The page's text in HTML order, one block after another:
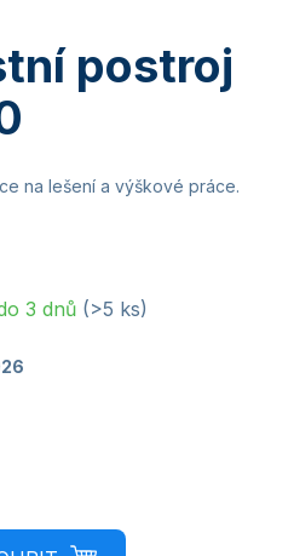
postroj
na lešení a výškové práce.
3 dnů (>5 ks)